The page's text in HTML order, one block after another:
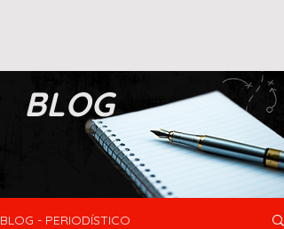
BLOG
BLOG - PERIODÍSTICO